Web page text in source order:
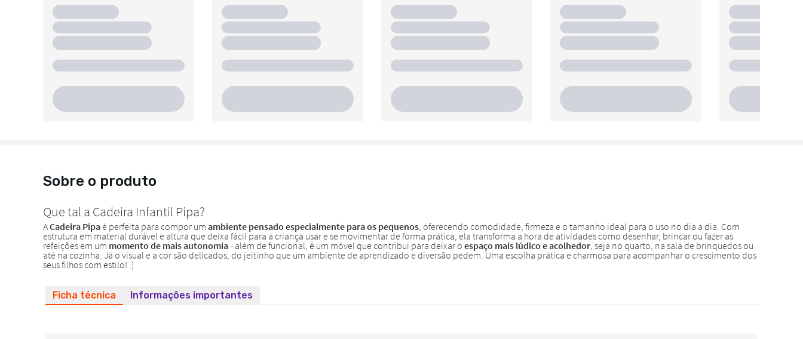
Sobre o produto
Ficha técnica Informações importantes